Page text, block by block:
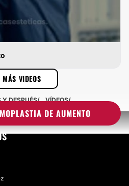
MÁS VIDEOS
DE AUMENTO
Y DESPUÉS VÍDEOS